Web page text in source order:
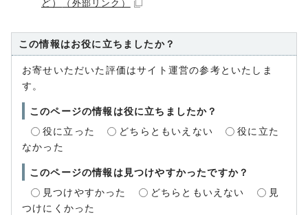
ど） （外部リンク）
この情報はお役に立ちましたか？
お寄せいただいた評価はサイト運営の参考といたしま
す。
このページの情報は役に立ちましたか？
役に立った
どちらともいえない
役に立た
なかった
このページの情報は見つけやすかったですか？
見つけやすかった
どちらともいえない
見
つけにくかった